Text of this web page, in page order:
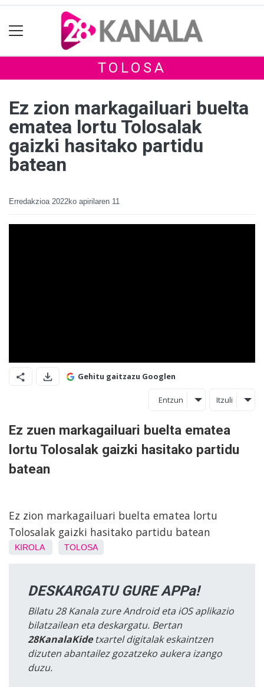
TOLOSA
Ez zion markagailuari buelta
ematea lortu Tolosalak
gaizki hasitako partidu
batean
Erredakzioa 2022ko apirilaren 11
Gehitu gaitzazu Googlen
Entzun Itzuli
Ez zuen markagailuari buelta ematea
lortu Tolosalak gaizki hasitako partidu
batean
Ez zion markagailuari buelta ematea lortu
Tolosalak gaizki hasitako partidu batean
KIROLA TOLOSA
DESKARGATU GURE APPa!
Bilatu 28 Kanala zure Android eta iOS aplikazio
bilatzailean eta deskargatu. Bertan
28KanalaKidetxartel digitalak eskaintzen
dizuten abantailez gozatzeko aukera izango
duzu.